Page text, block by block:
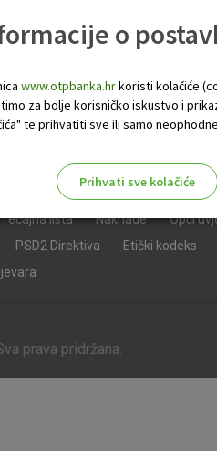
OTP banke
Tečajna lista Naknade Opći
PSD2 Direktiva Etički kodeks
prava pridržana.
o
www.otpbanka.hrkoristi kolačiće
za bolje korisničko iskustvo i
te prihvatiti sve ili samo
Prihvati sve kolačiće